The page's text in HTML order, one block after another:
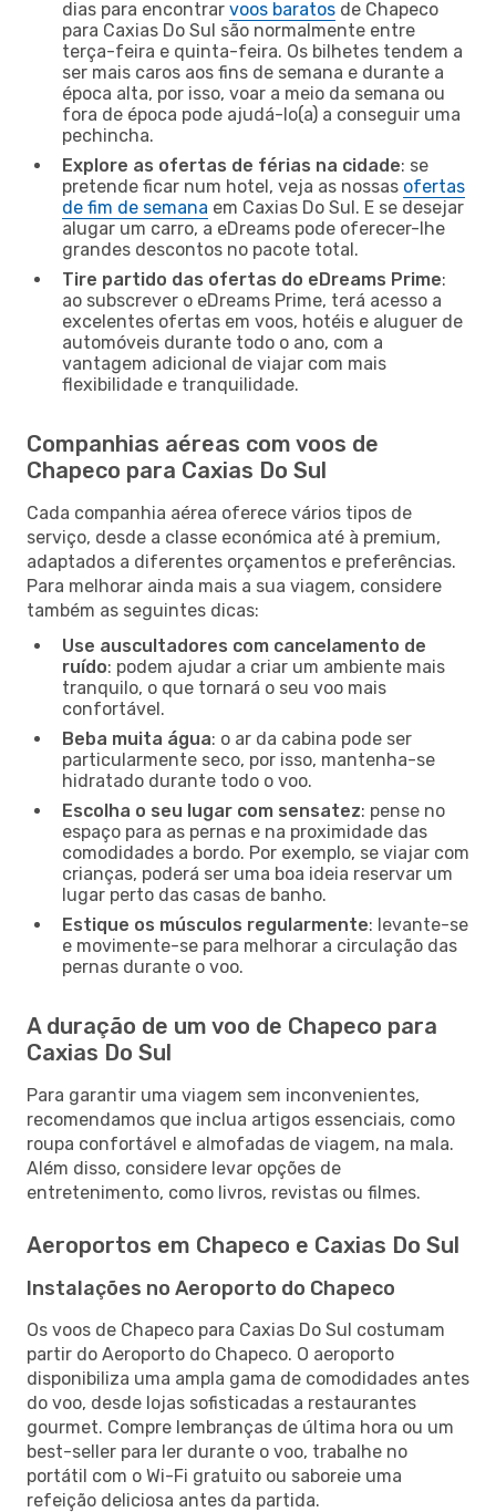
dias para encontrar voos baratos de Chapeco
para Caxias Do Sul são normalmente entre
terça-feira e quinta-feira. Os bilhetes tendem a
ser mais caros aos fins de semana e durante a
época alta, por isso, voar a meio da semana ou
fora de época pode ajudá-lo(a) a conseguir uma
pechincha.
Explore as ofertas de férias na cidade: se
pretende ficar num hotel, veja as nossas ofertas
de fim de semana em Caxias Do Sul. E se desejar
alugar um carro, a eDreams pode oferecer-lhe
grandes descontos no pacote total.
Tire partido das ofertas do eDreams Prime:
ao subscrever o eDreams Prime, terá acesso a
excelentes ofertas em voos, hotéis e aluguer de
automóveis durante todo o ano, com a
vantagem adicional de viajar com mais
flexibilidade e tranquilidade.
Companhias aéreas com voos de
Chapeco para Caxias Do Sul
Cada companhia aérea oferece vários tipos de
serviço, desde a classe económica até à premium,
adaptados a diferentes orçamentos e preferências.
Para melhorar ainda mais a sua viagem, considere
também as seguintes dicas:
Use auscultadores com cancelamento de
ruído: podem ajudar a criar um ambiente mais
tranquilo, o que tornará o seu voo mais
confortável.
Beba muita água: o ar da cabina pode ser
particularmente seco, por isso, mantenha-se
hidratado durante todo o voo.
Escolha o seu lugar com sensatez: pense no
espaço para as pernas e na proximidade das
comodidades a bordo. Por exemplo, se viajar com
crianças, poderá ser uma boa ideia reservar um
lugar perto das casas de banho.
Estique os músculos regularmente: levante-se
e movimente-se para melhorar a circulação das
pernas durante o voo.
A duração de um voo de Chapeco para
Caxias Do Sul
Para garantir uma viagem sem inconvenientes,
recomendamos que inclua artigos essenciais, como
roupa confortável e almofadas de viagem, na mala.
Além disso, considere levar opções de
entretenimento, como livros, revistas ou filmes.
Aeroportos em Chapeco e Caxias Do Sul
Instalações no Aeroporto do Chapeco
Os voos de Chapeco para Caxias Do Sul costumam
partir do Aeroporto do Chapeco. O aeroporto
disponibiliza uma ampla gama de comodidades antes
do voo, desde lojas sofisticadas a restaurantes
gourmet. Compre lembranças de última hora ou um
best-seller para ler durante o voo, trabalhe no
portátil com o Wi-Fi gratuito ou saboreie uma
refeição deliciosa antes da partida.